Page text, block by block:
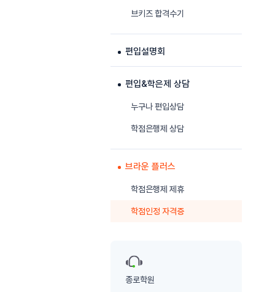
브키즈 합격수기
편입설명회
편입&학은제 상담
누구나 편입상담
학점은행제 상담
브라운 플러스
학점은행제 제휴
학점인정 자격증
종로학원